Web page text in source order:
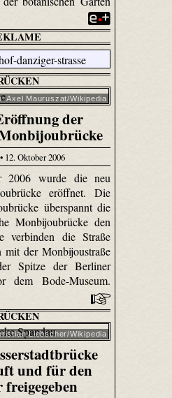
Axel Mauruszat/Wikipedia
der
12. Oktober 2006
2006 wurde die neu
eröffnet. Die
überspannt die
Monbijoubrücke den
verbinden die Straße
mit der Monbijoustraße
Spitze der Berliner
dem Bode-Museum.
Liebscher/Wikipedia
und für den